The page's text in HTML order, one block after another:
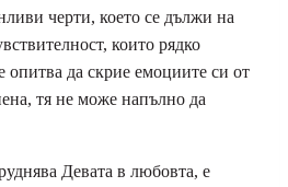
черти, което се дължи на
които рядко
опитва да скрие емоциите си от
тя не може напълно да
Девата в любовта, е